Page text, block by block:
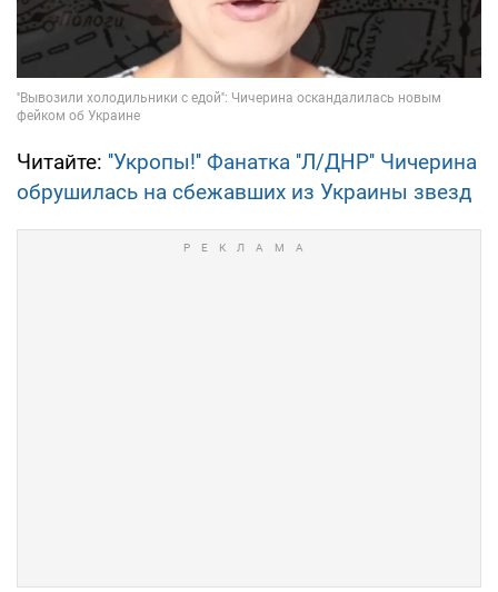
Читайте: ''Укропы!'' Фанатка ''Л/ДНР'' Чичерина
обрушилась на сбежавших из Украины звезд